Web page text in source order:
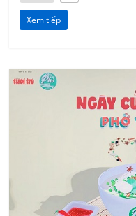
Xem tiếp